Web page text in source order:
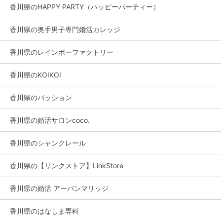
香川県のHAPPY PARTY（ハッピーパーティー）
香川県の奥手男子専門婚活カレッジ
香川県のレインボーファクトリー
香川県のKOIKOI
香川県のパッション
香川県の婚活サロンcoco.
香川県のシャンクレール
香川県の【リンクストア】LinkStore
香川県の婚活 アーバンマリッジ
香川県のはなしま専科